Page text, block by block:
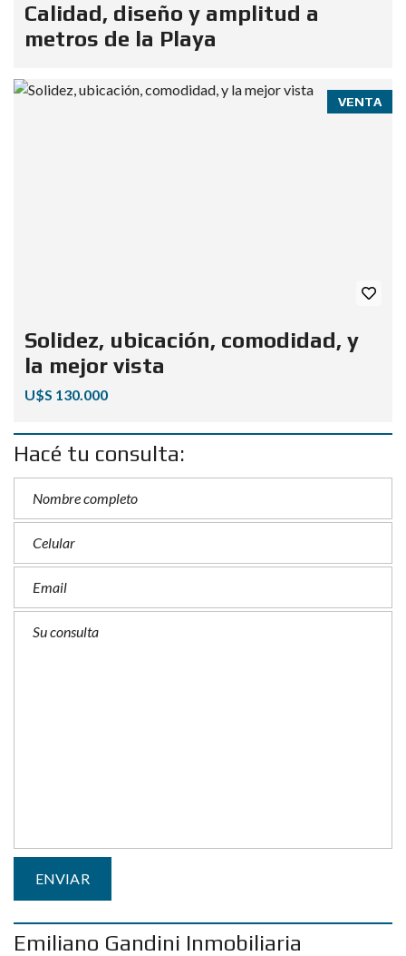
Calidad, diseño y amplitud a
metros de la Playa
VENTA
Solidez, ubicación, comodidad, y
la mejor vista
U$S 130.000
Hacé tu consulta:
Emiliano Gandini Inmobiliaria